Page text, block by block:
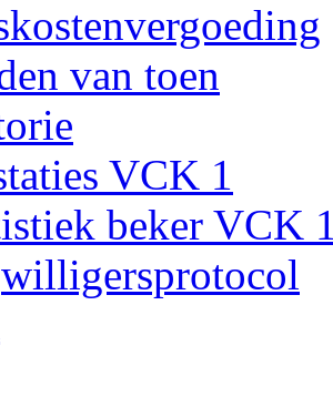
van toen
VCK 1
beker VCK